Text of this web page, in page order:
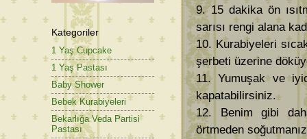
9. 15 dakika ön
sarısı rengi alana
10. Kurabiyeleri
şerbeti üzerine
11. Yumuşak ve
kapatabilirsiniz.
12. Benim gibi
örtmeden
Kategoriler
1 Yaş Cupcake
1 Yaş Pastası
Baby Shower
Bebek Kurabiyeleri
Bekarlığa Veda Partisi
Pastası